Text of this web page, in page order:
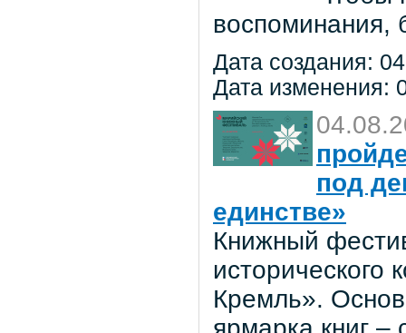
воспоминания,
Дата создания:
Дата изменения:
под
единстве»
Книжный
исторического
Кремль».